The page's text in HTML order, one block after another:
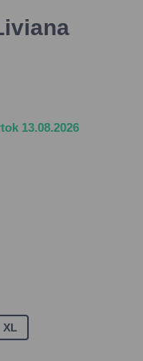
13.08.2026
XL